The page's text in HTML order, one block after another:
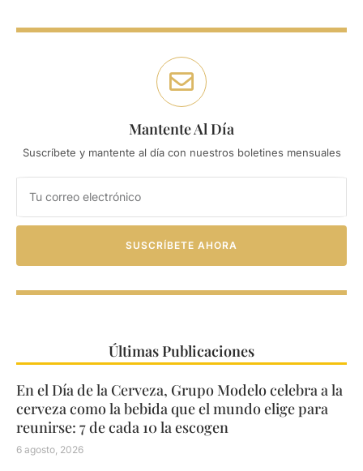
Mantente Al Día
Suscríbete y mantente al día con nuestros boletines mensuales
SUSCRÍBETE AHORA
Últimas Publicaciones
En el Día de la Cerveza, Grupo Modelo celebra a la
cerveza como la bebida que el mundo elige para
reunirse: 7 de cada 10 la escogen
6 agosto, 2026